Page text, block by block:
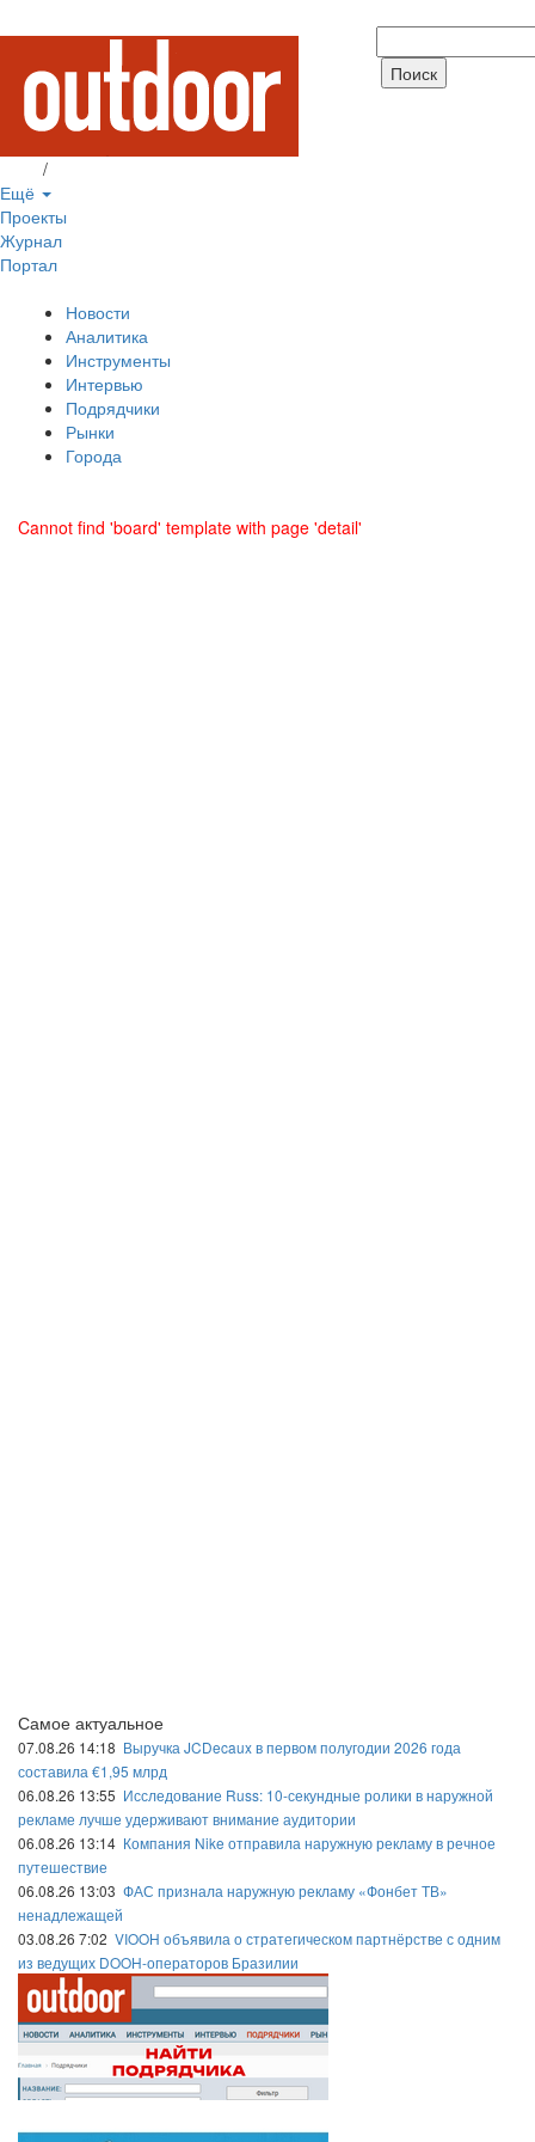
/
Ещё
Проекты
Журнал
Портал
Новости
Аналитика
Инструменты
Интервью
Подрядчики
Рынки
Города
Cannot find 'board' template with page 'detail'
Самое актуальное
07.08.26 14:18 Выручка JCDecaux в первом полугодии 2026 года
составила €1,95 млрд
06.08.26 13:55 Исследование Russ: 10-секундные ролики в наружной
рекламе лучше удерживают внимание аудитории
06.08.26 13:14 Компания Nike отправила наружную рекламу в речное
путешествие
06.08.26 13:03 ФАС признала наружную рекламу «Фонбет ТВ»
ненадлежащей
03.08.26 7:02 VIOOH объявила о стратегическом партнёрстве с одним
из ведущих DOOH-операторов Бразилии